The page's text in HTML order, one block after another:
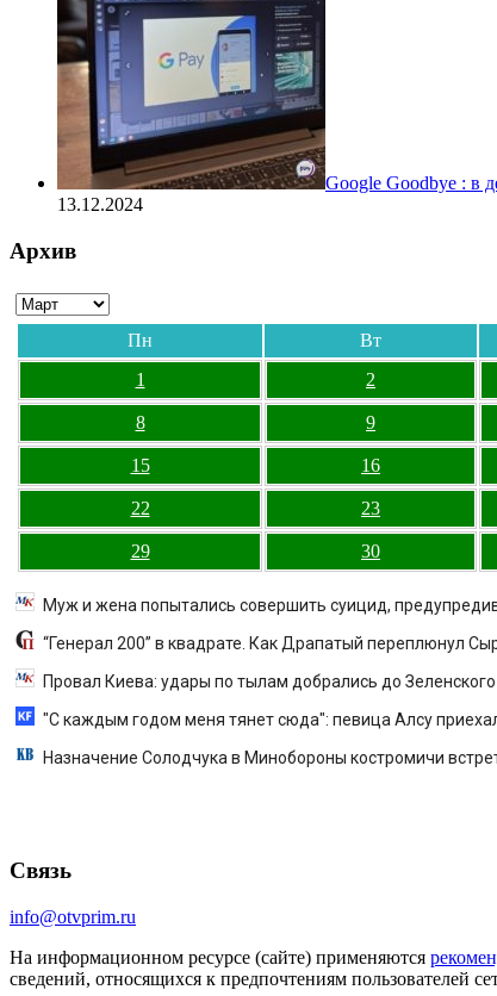
Google Goodbye : в
13.12.2024
Архив
Пн Вт
1
2
8 9
15 16
22 23
29 30
Муж и жена попытались совершить суицид,
“Генерал 200” в квадрате. Как Драпатый переплюнул
Провал Киева: удары по тылам добрались до
"С каждым годом меня тянет сюда": певица Алсу
Назначение Солодчука в Минобороны костромичи
Связь
info@otvprim.ru
На информационном ресурсе (сайте) применяются
сведений, относящихся к предпочтениям пользователей